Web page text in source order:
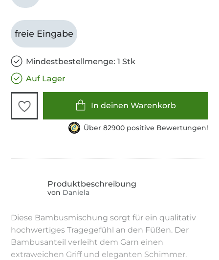
freie Eingabe
Mindestbestellmenge: 1 Stk
Auf Lager
In deinen Warenkorb
Über 82900 positive Bewertungen!
von Daniela
Diese Bambusmischung sorgt für ein qualitativ
hochwertiges Tragegefühl an den Füßen. Der
Bambusanteil verleiht dem Garn einen
extraweichen Griff und eleganten Schimmer.